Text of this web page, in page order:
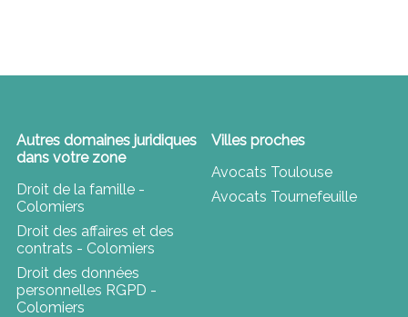
Autres domaines juridiques
dans votre zone
Droit de la famille -
Colomiers
Droit des affaires et des
contrats - Colomiers
Droit des données
personnelles RGPD -
Colomiers
Villes proches
Avocats Toulouse
Avocats Tournefeuille